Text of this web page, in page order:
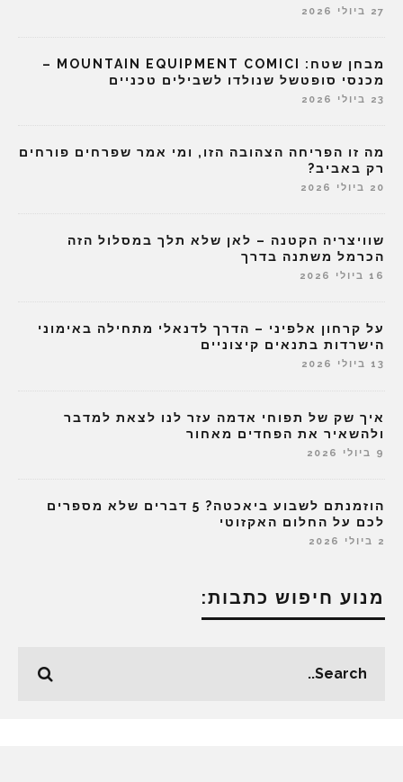
27 ביולי 2026
מבחן שטח: MOUNTAIN EQUIPMENT COMICI –
מכנסי סופטשל שנולדו לשבילים טכניים
23 ביולי 2026
מה זו הפריחה הצהובה הזו, ומי אמר שפרחים פורחים
רק באביב?
20 ביולי 2026
שוויצריה הקטנה – לאן שלא תלך במסלול הזה
הכרמל משתנה בדרך
16 ביולי 2026
על קרחון אלפיני – הדרך לדנאלי מתחילה באימוני
הישרדות בתנאים קיצוניים
13 ביולי 2026
איך שק של תפוחי אדמה עזר לנו לצאת למדבר
ולהשאיר את הפחדים מאחור
9 ביולי 2026
הוזמנתם לשבוע ביאכטה? 5 דברים שלא מספרים
לכם על החלום האקזוטי
2 ביולי 2026
מנוע חיפוש כתבות: